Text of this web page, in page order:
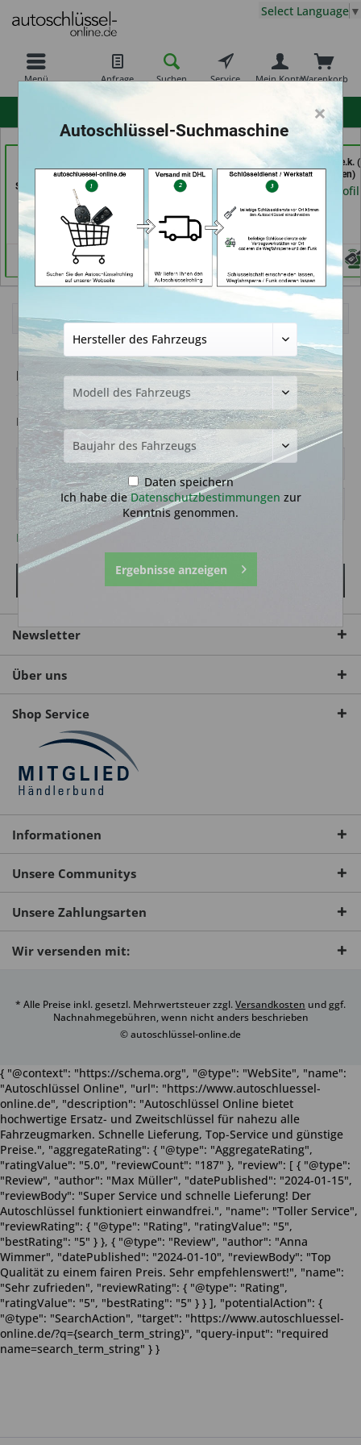
Menü Anfrage Suchen Service Warenkorb
Mein Konto
Select Language ▼
Schlüsseldienst Bernd
Schutte im Kaufpark (in
Göttingen)
Händlerprofil
069er Schlüsseldienst
Frankfurt (in Frankfurt
am Main)
moeller-24.de e.k.
Gelsenkirchen)
Händlerprofil
Ich bin bereits Kunde
Einloggen mit Ihrer E-Mail-Adresse und Ihrem Passwort
Passwort vergessen?
Newsletter
Über uns
Shop Service
Informationen
Unsere Communitys
Unsere Zahlungsarten
Wir versenden mit:
* Alle Preise inkl. gesetzl. Mehrwertsteuer zzgl.Versandkosten und ggf.
Nachnahmegebühren, wenn nicht anders beschrieben
© autoschlüssel-online.de
{ "@context": "https://schema.org", "@type": "WebSite", "name":
"Autoschlüssel Online", "url": "https://www.autoschluessel-
online.de", "description": "Autoschlüssel Online bietet
hochwertige Ersatz- und Zweitschlüssel für nahezu alle
Fahrzeugmarken. Schnelle Lieferung, Top-Service und günstige
Preise.", "aggregateRating": { "@type": "AggregateRating",
"ratingValue": "5.0", "reviewCount": "187" }, "review": [ { "@type":
"Review", "author": "Max Müller", "datePublished": "2024-01-15",
"reviewBody": "Super Service und schnelle Lieferung! Der
Autoschlüssel funktioniert einwandfrei.", "name": "Toller Service",
"reviewRating": { "@type": "Rating", "ratingValue": "5",
"bestRating": "5" } }, { "@type": "Review", "author": "Anna
Wimmer", "datePublished": "2024-01-10", "reviewBody": "Top
Qualität zu einem fairen Preis. Sehr empfehlenswert!", "name":
"Sehr zufrieden", "reviewRating": { "@type": "Rating",
"ratingValue": "5", "bestRating": "5" } } ], "potentialAction": {
"@type": "SearchAction", "target": "https://www.autoschluessel-
online.de/?q={search_term_string}", "query-input": "required
name=search_term_string" } }
×
Autoschlüssel-Suchmaschine
Daten speichern
Ich habe dieDatenschutzbestimmungen zur
Kenntnis genommen.
Ergebnisse anzeigen